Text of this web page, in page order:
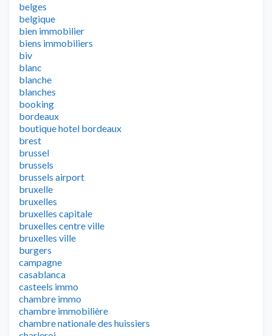
belges
belgique
bien immobilier
biens immobiliers
biv
blanc
blanche
blanches
booking
bordeaux
boutique hotel bordeaux
brest
brussel
brussels
brussels airport
bruxelle
bruxelles
bruxelles capitale
bruxelles centre ville
bruxelles ville
burgers
campagne
casablanca
casteels immo
chambre immo
chambre immobilière
chambre nationale des huissiers